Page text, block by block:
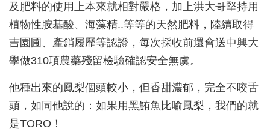
及肥料的使用上本來就相對嚴格，加上洪大哥堅持用
植物性胺基酸、海藻精..等等的天然肥料，陸續取得
吉園圃、產銷履歷等認證，每次採收前還會送中興大
學做310項農藥殘留檢驗確認安全無虞。
他種出來的鳳梨個頭較小，但香甜濃郁，完全不咬舌
頭，如同他說的：如果用黑鮪魚比喻鳳梨，我們的就
是TORO！